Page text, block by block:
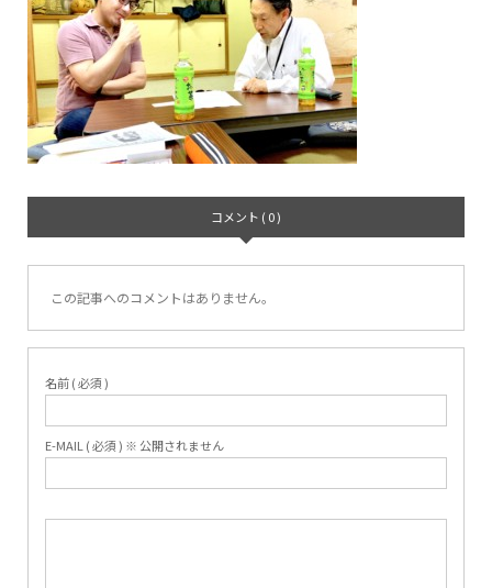
コメント ( 0 )
この記事へのコメントはありません。
名前 ( 必須 )
E-MAIL ( 必須 ) ※ 公開されません